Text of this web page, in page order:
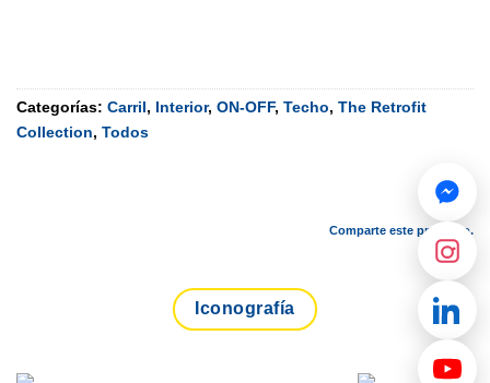
Categorías: Carril, Interior, ON-OFF, Techo, The Retrofit
Collection, Todos
Comparte este producto.
Iconografía